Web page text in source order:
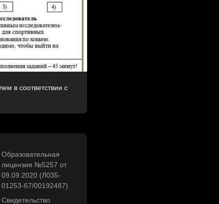
в соответствии с
Образовательная
лицензия №5257 от
09.09.2020 (Л035-
01253-67/00192487)
Свидетельство